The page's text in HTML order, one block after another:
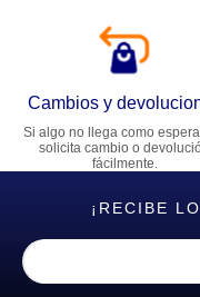
Cambios y
Si algo no llega como
solicita cambio o
fácilmente.
¡RECIBE